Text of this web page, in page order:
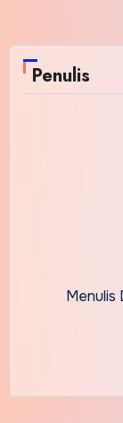
Penulis
Menulis